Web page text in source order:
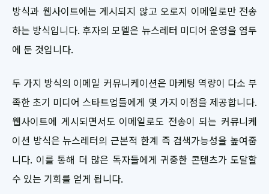
방식과 웹사이트에는 게시되지 않고 오로지 이메일로만 전송
하는 방식입니다. 후자의 모델은 뉴스레터 미디어 운영을 염두
에 둔 것입니다.
두 가지 방식의 이메일 커뮤니케이션은 마케팅 역량이 다소 부
족한 초기 미디어 스타트업들에게 몇 가지 이점을 제공합니다.
웹사이트에 게시되면서도 이메일로도 전송이 되는 커뮤니케
이션 방식은 뉴스레터의 근본적 한계 즉 검색가능성을 높여줍
니다. 이를 통해 더 많은 독자들에게 귀중한 콘텐츠가 도달할
수 있는 기회를 얻게 됩니다.